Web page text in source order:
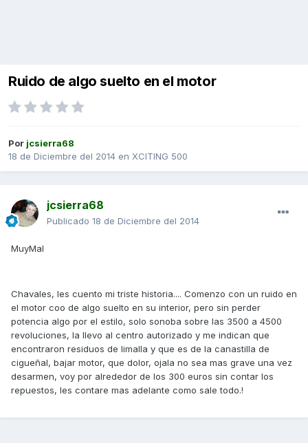
Ruido de algo suelto en el motor
Por jcsierra68
18 de Diciembre del 2014 en XCITING 500
jcsierra68
Publicado 18 de Diciembre del 2014
MuyMal
Chavales, les cuento mi triste historia.... Comenzo con un ruido en
el motor coo de algo suelto en su interior, pero sin perder
potencia algo por el estilo, solo sonoba sobre las 3500 a 4500
revoluciones, la llevo al centro autorizado y me indican que
encontraron residuos de limalla y que es de la canastilla de
cigueñal, bajar motor, que dolor, ojala no sea mas grave una vez
desarmen, voy por alrededor de los 300 euros sin contar los
repuestos, les contare mas adelante como sale todo.!